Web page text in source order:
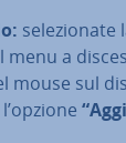
se­le­zio­na­te
a
mouse sul